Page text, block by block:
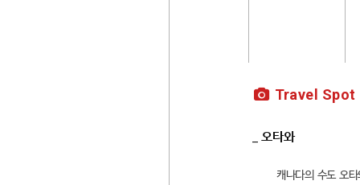
Travel Spot
_ 오타와
캐나다의 수도 오